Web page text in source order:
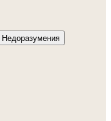
Недоразумения